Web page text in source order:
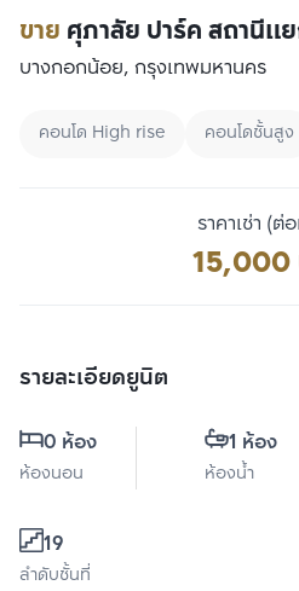
ขาย ศุภาลัย ปาร์ค สถานีแ
บางกอกน้อย, กรุงเทพมหานคร
คอนโด High rise คอนโดชั้นสูง
ราคาเช่า (ต่
15,000
รายละเอียดยูนิต
0 ห้อง
ห้องนอน
1 ห้อง
ห้องน้ำ
19
ลำดับชั้นที่